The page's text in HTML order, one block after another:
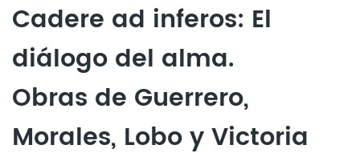
Cadere ad inferos: El
diálogo del alma.
Obras de Guerrero,
Morales, Lobo y Victoria